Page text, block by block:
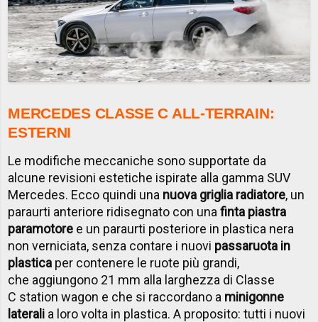
MERCEDES CLASSE C ALL-TERRAIN:
ESTERNI
Le modifiche meccaniche sono supportate da
alcune revisioni estetiche ispirate alla gamma SUV
Mercedes. Ecco quindi una nuova griglia radiatore, un
paraurti anteriore ridisegnato con unafinta piastra
paramotore e un paraurti posteriore in plastica nera
non verniciata, senza contare i nuovi passaruota in
plastica per contenere le ruote più grandi,
che aggiungono 21 mm alla larghezza di Classe
C station wagon e che si raccordano a minigonne
laterali a loro volta in plastica. A proposito: tutti i nuovi